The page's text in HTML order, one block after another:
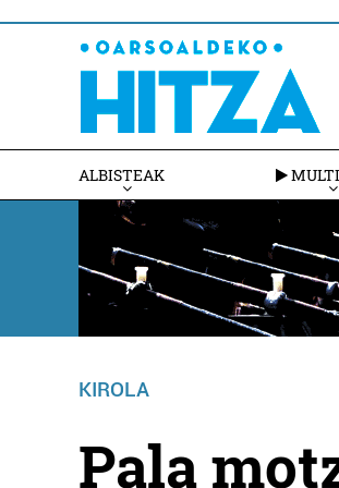
ALBISTEAK
KIROLA
Pala